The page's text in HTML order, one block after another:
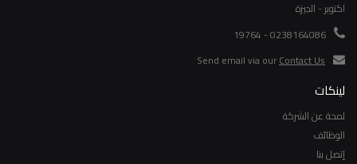
اكتوبر - الجيزة
0238164086 - 19764
Send email via ourContact Us
لينكات
لمحة عن الشركة
الوظائف
إتصل بنا